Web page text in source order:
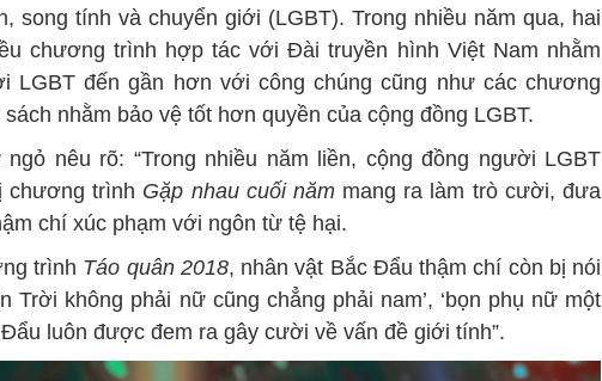
song tính và chuyển giới (LGBT). Trong nhiều năm qua, hai
chương trình hợp tác với Đài truyền hình Việt Nam nhằm
LGBT đến gần hơn với công chúng cũng như các chương
nhằm bảo vệ tốt hơn quyền của cộng đồng LGBT.
nêu rõ: “Trong nhiều năm liền, cộng đồng người LGBT
chương trình Gặp nhau cuối nămmang ra làm trò cười, đưa
chí xúc phạm với ngôn từ tệ hại.
trình Táo quân 2018, nhân vật Bắc Đẩu thậm chí còn bị nói
Trời không phải nữ cũng chẳng phải nam’, ‘bọn phụ nữ một
Đẩu luôn được đem ra gây cười về vấn đề giới tính”.